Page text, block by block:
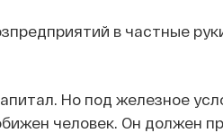
в частные
Но под железное
человек. Он должен